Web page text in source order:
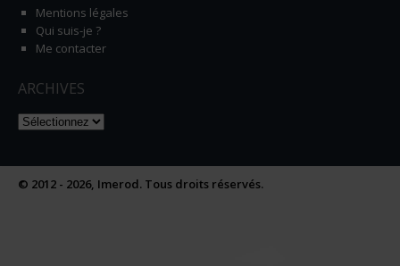
Mentions légales
Qui suis-je ?
Me contacter
ARCHIVES
Naviguer dans les archives
© 2012 - 2026, Imerod. Tous droits réservés.